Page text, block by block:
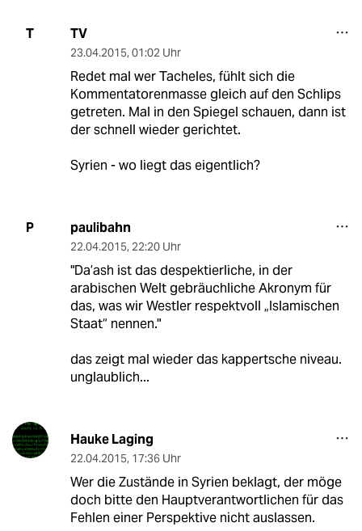
T TV
23.04.2015, 01:02 Uhr
Redet mal wer Tacheles, fühlt sich die
Kommentatorenmasse gleich auf den Schlips
getreten. Mal in den Spiegel schauen, dann ist
der schnell wieder gerichtet.
Syrien - wo liegt das eigentlich?
P paulibahn
22.04.2015, 22:20 Uhr
"Da’ash ist das despektierliche, in der
arabischen Welt gebräuchliche Akronym für
das, was wir Westler respektvoll „Islamischen
Staat“ nennen."
das zeigt mal wieder das kappertsche niveau.
unglaublich...
Hauke Laging
22.04.2015, 17:36 Uhr
Wer die Zustände in Syrien beklagt, der möge
doch bitte den Hauptverantwortlichen für das
Fehlen einer Perspektive nicht auslassen.